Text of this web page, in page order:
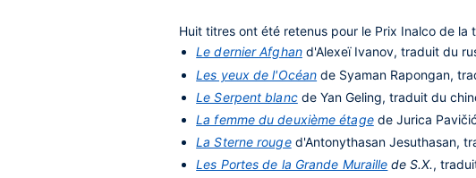
Huit titres ont été retenus pour le Prix Inalco de la
Le dernier Afghand'Alexeï Ivanov, traduit du
Les yeux de l'Océan de Syaman Rapongan,
Le Serpent blancde Yan Geling, traduit du
La femme du deuxième étagede Jurica
La Sterne rouged'Antonythasan Jesuthasan,
Les Portes de la Grande Muraille de S.X.,